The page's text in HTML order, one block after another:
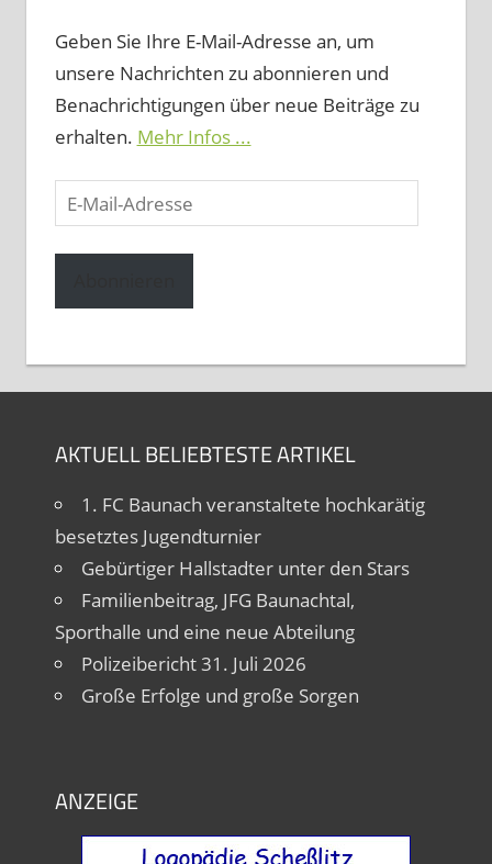
Geben Sie Ihre E-Mail-Adresse an, um
unsere Nachrichten zu abonnieren und
Benachrichtigungen über neue Beiträge zu
erhalten. Mehr Infos ...
E-
Mail-
Adresse
AKTUELL BELIEBTESTE ARTIKEL
1. FC Baunach veranstaltete hochkarätig
besetztes Jugendturnier
Gebürtiger Hallstadter unter den Stars
Familienbeitrag, JFG Baunachtal,
Sporthalle und eine neue Abteilung
Polizeibericht 31. Juli 2026
Große Erfolge und große Sorgen
ANZEIGE